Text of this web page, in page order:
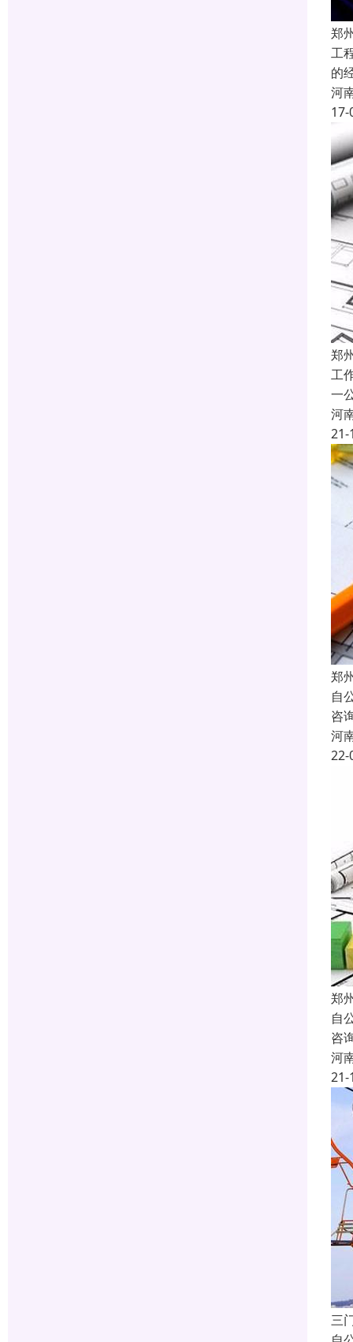
郑
工
的
河
17-
郑
工
一
河
21-
郑
自
咨
河
22-
郑
自
咨
河
21-
三